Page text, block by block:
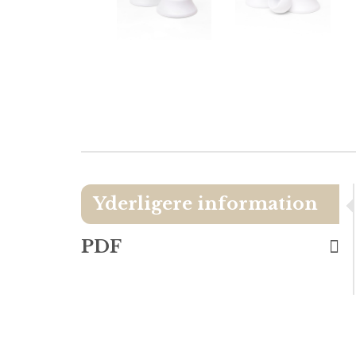
Yderligere information
PDF